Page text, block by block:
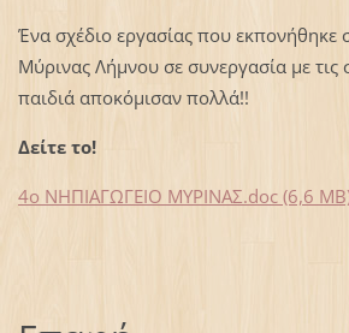
Ένα σχέδιο εργασίας που εκπονήθηκε
Μύρινας Λήμνου σε συνεργασία με τις
παιδιά αποκόμισαν πολλά!!
Δείτε το!
4ο ΝΗΠΙΑΓΩΓΕΙΟ ΜΥΡΙΝΑΣ.doc (6,6